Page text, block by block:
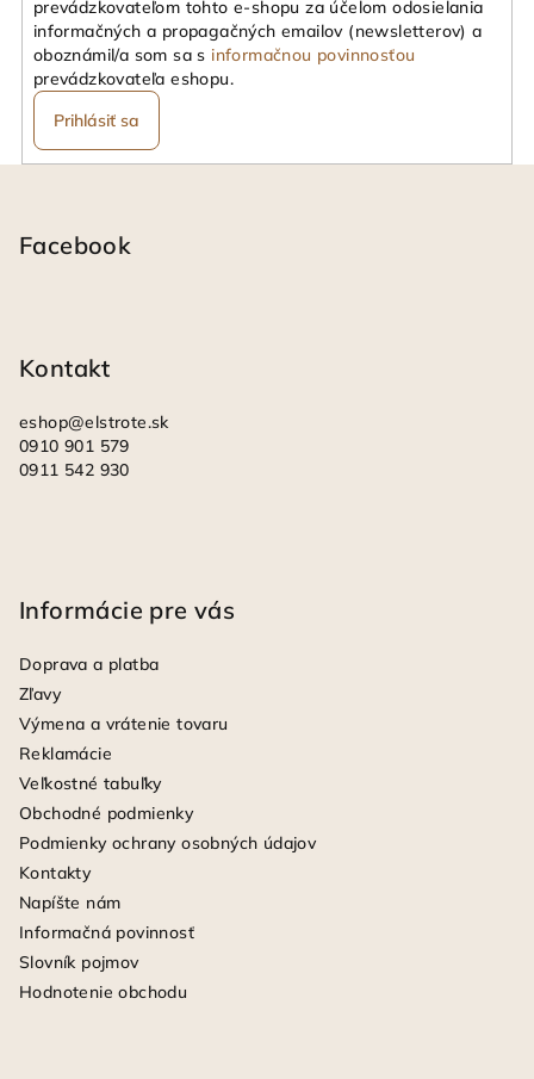
prevádzkovateľom tohto e-shopu za účelom odosielania
informačných a propagačných emailov (newsletterov) a
oboznámil/a som sa s informačnou povinnosťou
prevádzkovateľa eshopu.
Prihlásiť sa
Facebook
Kontakt
eshop@elstrote.sk
0910 901 579
0911 542 930
Informácie pre vás
Doprava a platba
Zľavy
Výmena a vrátenie tovaru
Reklamácie
Veľkostné tabuľky
Obchodné podmienky
Podmienky ochrany osobných údajov
Kontakty
Napíšte nám
Informačná povinnosť
Slovník pojmov
Hodnotenie obchodu